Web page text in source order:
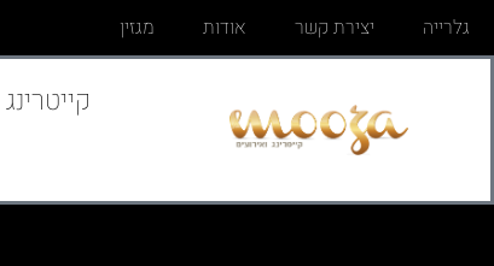
גלרייה יצירת קשר אודות מגזין